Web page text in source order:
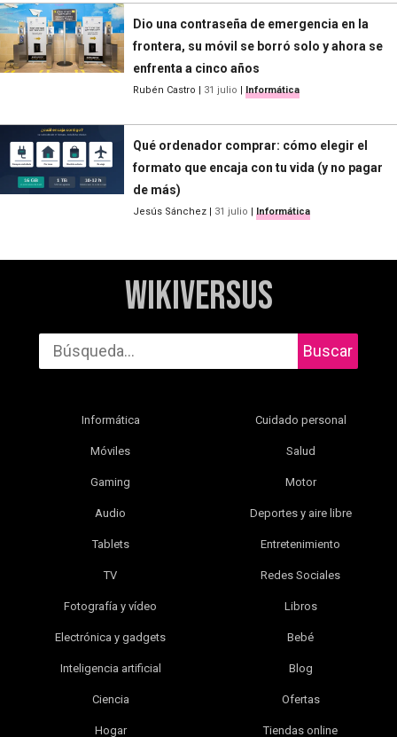
Dio una contraseña de emergencia en la
frontera, su móvil se borró solo y ahora se
enfrenta a cinco años
Rubén Castro | 31 julio | Informática
Qué ordenador comprar: cómo elegir el
formato que encaja con tu vida (y no pagar
de más)
Jesús Sánchez | 31 julio | Informática
WikiVersus
Buscar
Informática
Móviles
Gaming
Audio
Tablets
TV
Fotografía y vídeo
Electrónica y gadgets
Inteligencia artificial
Ciencia
Hogar
Cuidado personal
Salud
Motor
Deportes y aire libre
Entretenimiento
Redes Sociales
Libros
Bebé
Blog
Ofertas
Tiendas online